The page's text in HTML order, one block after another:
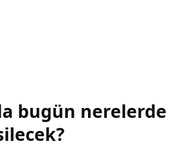
bugün nerelerde